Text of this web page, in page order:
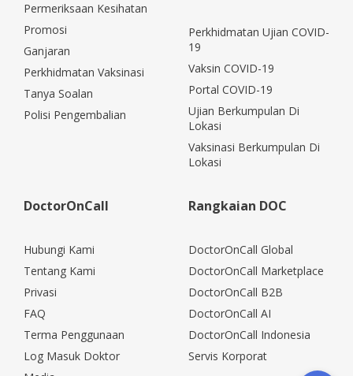
Permeriksaan Kesihatan
Promosi
Ganjaran
Perkhidmatan Vaksinasi
Tanya Soalan
Polisi Pengembalian
Perkhidmatan Ujian COVID-
19
Vaksin COVID-19
Portal COVID-19
Ujian Berkumpulan Di
Lokasi
Vaksinasi Berkumpulan Di
Lokasi
DoctorOnCall
Hubungi Kami
Tentang Kami
Privasi
FAQ
Terma Penggunaan
Log Masuk Doktor
Rangkaian DOC
DoctorOnCall Global
DoctorOnCall Marketplace
DoctorOnCall B2B
DoctorOnCall AI
DoctorOnCall Indonesia
Servis Korporat